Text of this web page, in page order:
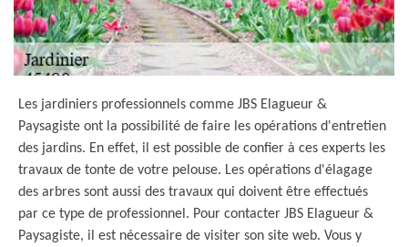
Les jardiniers professionnels comme JBS Elagueur &
Paysagiste ont la possibilité de faire les opérations d'entretien
des jardins. En effet, il est possible de confier à ces experts les
travaux de tonte de votre pelouse. Les opérations d'élagage
des arbres sont aussi des travaux qui doivent être effectués
par ce type de professionnel. Pour contacter JBS Elagueur &
Paysagiste, il est nécessaire de visiter son site web. Vous y